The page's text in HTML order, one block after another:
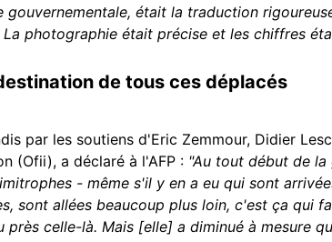
gouvernementale, était la traduction
photographie était précise et les chiffres
de tous ces déplacés
par les soutiens d'Eric Zemmour, Didier
(Ofii), a déclaré à l'AFP : "Au tout début de la
- même s'il y en a eu qui sont
sont allées beaucoup plus loin, c'est ça qui
celle-là. Mais [elle] a diminué à mesure